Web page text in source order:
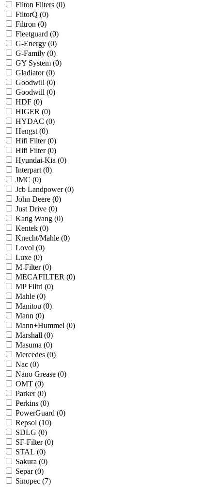
Filton Filters (0)
FiltorQ (0)
Filtron (0)
Fleetguard (0)
G-Energy (0)
G-Family (0)
GY System (0)
Gladiator (0)
Goodwill (0)
Goodwill (0)
HDF (0)
HIGER (0)
HYDAC (0)
Hengst (0)
Hifi Filter (0)
Hifi Filter (0)
Hyundai-Kia (0)
Interpart (0)
JMC (0)
Jcb Landpower (0)
John Deere (0)
Just Drive (0)
Kang Wang (0)
Kentek (0)
Knecht/Mahle (0)
Lovol (0)
Luxe (0)
M-Filter (0)
MECAFILTER (0)
MP Filtri (0)
Mahle (0)
Manitou (0)
Mann (0)
Mann+Hummel (0)
Marshall (0)
Masuma (0)
Mercedes (0)
Nac (0)
Nano Grease (0)
OMT (0)
Parker (0)
Perkins (0)
PowerGuard (0)
Repsol (10)
SDLG (0)
SF-Filter (0)
STAL (0)
Sakura (0)
Separ (0)
Sinopec (7)